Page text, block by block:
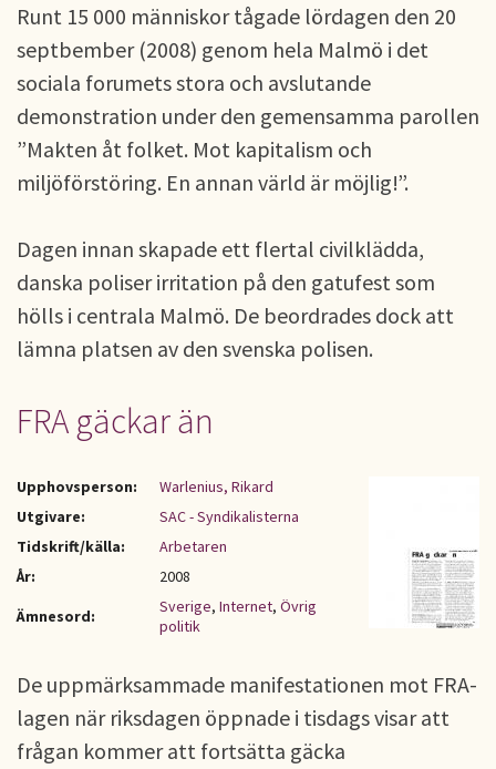
Runt 15 000 människor tågade lördagen den 20
septbember (2008) genom hela Malmö i det
sociala forumets stora och avslutande
demonstration under den gemensamma parollen
”Makten åt folket. Mot kapitalism och
miljöförstöring. En annan värld är möjlig!”.
Dagen innan skapade ett flertal civilklädda,
danska poliser irritation på den gatufest som
hölls i centrala Malmö. De beordrades dock att
lämna platsen av den svenska polisen.
FRA gäckar än
Upphovsperson:
Warlenius, Rikard
Utgivare:
SAC - Syndikalisterna
Tidskrift/källa:
Arbetaren
År:
2008
Ämnesord:
Sverige, Internet, Övrig
politik
De uppmärksammade manifestationen mot FRA-
lagen när riksdagen öppnade i tisdags visar att
frågan kommer att fortsätta gäcka